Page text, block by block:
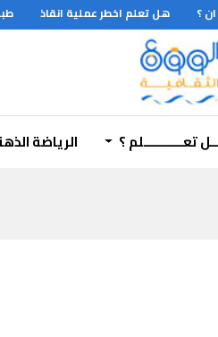
هل تعلم اخطر عملية انقاذ
تعـــــــــــلم ؟ الرياضة